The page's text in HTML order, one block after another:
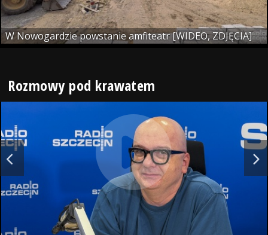
W Nowogardzie powstanie amfiteatr [WIDEO, ZDJĘCIA]
Rozmowy pod krawatem